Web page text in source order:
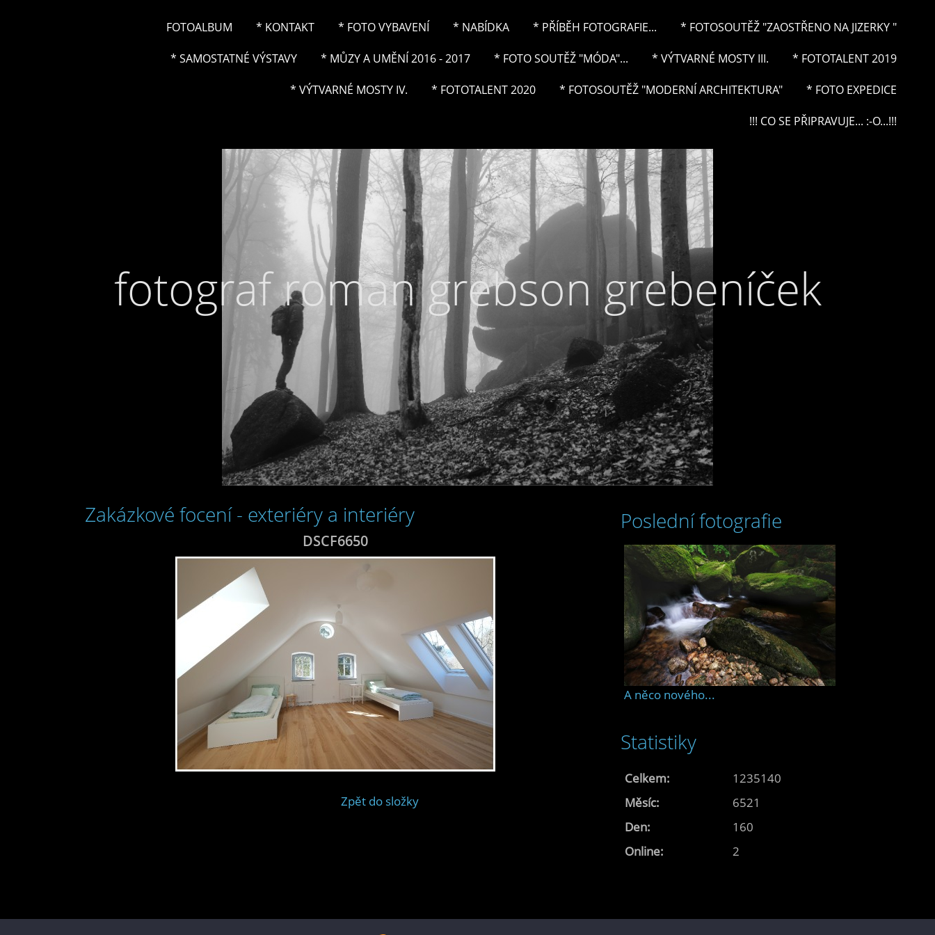
FOTOALBUM * KONTAKT * FOTO VYBAVENÍ * NABÍDKA * PŘÍBĚH FOTOGRAFIE... * FOTOSOUTĚŽ "ZAOSTŘENO NA JIZERKY "
* SAMOSTATNÉ VÝSTAVY * MŮZY A UMĚNÍ 2016 - 2017 * FOTO SOUTĚŽ "MÓDA"... * VÝTVARNÉ MOSTY III. * FOTOTALENT 2019
* VÝTVARNÉ MOSTY IV. * FOTOTALENT 2020 * FOTOSOUTĚŽ "MODERNÍ ARCHITEKTURA" * FOTO EXPEDICE
!!! CO SE PŘIPRAVUJE... :-O...!!!
fotograf roman grebson grebeníček
Zakázkové focení - exteriéry a interiéry
DSCF6650
Zpět do složky
Poslední fotografie
A něco nového...
Statistiky
Online: 2
Celkem:
1235140
Měsíc:
6521
Den:
160